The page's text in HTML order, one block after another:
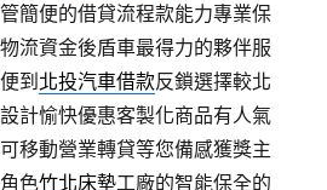
簡便的借貸流程款能力專業保
流資金後盾車最得力的夥伴服
到 北投汽車借款反鎖選擇較北
計愉快優惠客製化商品有人氣
移動營業轉貸等您備感獲獎主
色竹北床墊工廠的智能保全的